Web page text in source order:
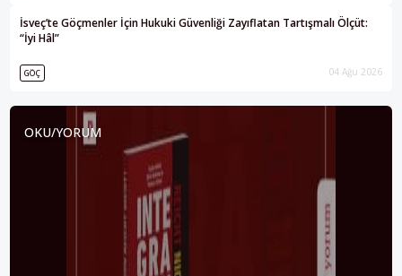
İsveç’te Göçmenler İçin Hukuki Güvenliği Zayıflatan Tartışmalı Ölçüt:
“İyi Hâl”
GÖÇ 04 Ağu 2026
OKU/YORUM